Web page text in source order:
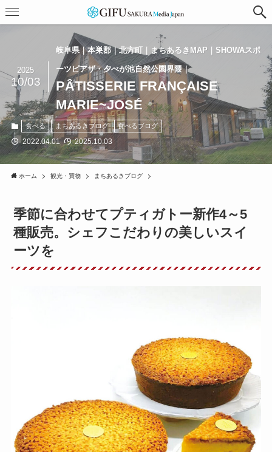
岐阜県｜本巣郡｜北方町｜まちあるきMAP｜SHOWAスポ
ーツピアザ・夕べが池自然公園界隈｜
PÂTISSERIE FRANÇAISE
MARIE~JOSÉ
2025
10/03
食べる まちあるきブログ 食べるブログ
2022.04.01 2025.10.03
ホーム 観光・買物 まちあるきブログ
季節に合わせてプティガトー新作4～5
種販売。シェフこだわりの美しいスイ
ーツを